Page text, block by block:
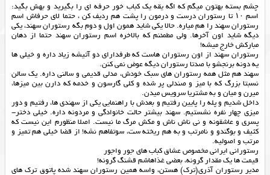
چشم بسته بهتون میگم که اگه یقه یک کباب خور حرفه ای را بگیرید و بهش بگید:
اسم ۱۰ تا رستوران درست و درمون را پشت هم ردیف کن ، حتما لای حرفاش اسم
رستوران سهند را هم میاره. حالا یکی شاید همون اول و دوم بگه رستوران سهند، یکی
دیگه شاید اون آخرها. ولی مطمئنم که بالاخره اسم رستوران سهند حتما از دهان
مبارکش خارج میشه!
رستوران سهند از اون رستوران هاست که طرفدارای دو آتیشه زیاد داره و خیلی ها
یه دونه برنجشو با صدتا رستوران دیگه عوض نمی کنن.
سهند هم مثل همه رستوران های سبک خودش، مدلی قدیمی و سالنی داره. یک سالن
نسبتا بزرگ که با میز و صندلی پر شده و کلی گارسون و خدمه که دارن بین میزها،
میرن و میان و به مشتریا سرویس میدن.
داخل شدیم و پله را پایین رفتیم و بعدش با راهنمایی یکی از سهندی ها، رفتیم و دور
میزی چهار نفره نشستیم. سهند بیشتر حالت خانوادگی و مردونه داره. خیلی دختر-
پسری و عاشقونه و نی ناش ناش و مکش مرگ ما نیست. اصلا منظورم این نیست که
کثیف و بوگندو و نامرتب و به هم ریخته ست، سوتفاهم نشه! از قضا خیلی هم تمیز و
مرتب و اصولیه.
رستورانی ایرانی مخصوص عشاق کباب های جور واجور
قیمت ها یک مقدار گرونه، بعضی غذاهاشم قشنگ گرونه!
مدیر رستوران آذری(ترک) هستن، واسه همین رستوران سهند شده پاتوق ترک های